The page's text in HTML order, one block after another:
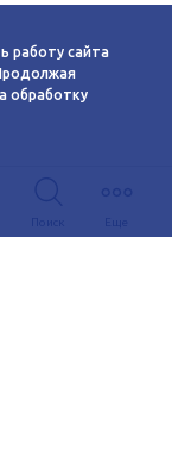
работу сайта
обработку